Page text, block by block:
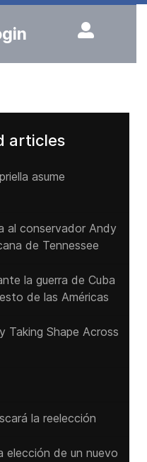
articles
asume
al conservador Andy
de Tennessee
la guerra de Cuba
de las Américas
Taking Shape Across
la reelección
elección de un nuevo